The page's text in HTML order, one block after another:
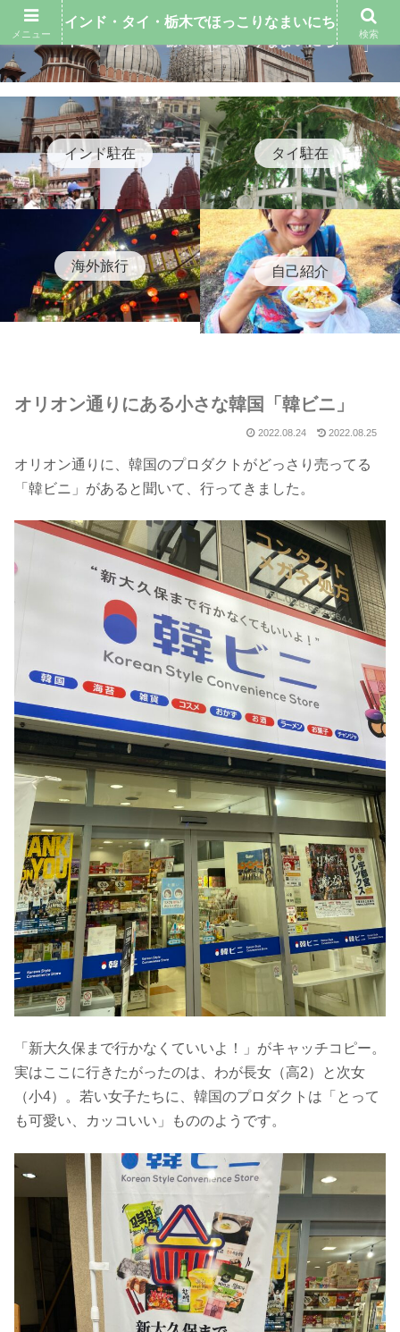
インド駐在 タイ駐在
海外旅行 自己紹介
オリオン通りにある小さな韓国「韓ビニ」
2022.08.24 2022.08.25
オリオン通りに、韓国のプロダクトがどっさり売ってる
「韓ビニ」があると聞いて、行ってきました。
「新大久保まで行かなくていいよ！」がキャッチコピー。
実はここに行きたがったのは、わが長女（高2）と次女
（小4）。若い女子たちに、韓国のプロダクトは「とって
も可愛い、カッコいい」もののようです。
メニュー
インド・タイ・栃木でほっこりなまいにち
検索